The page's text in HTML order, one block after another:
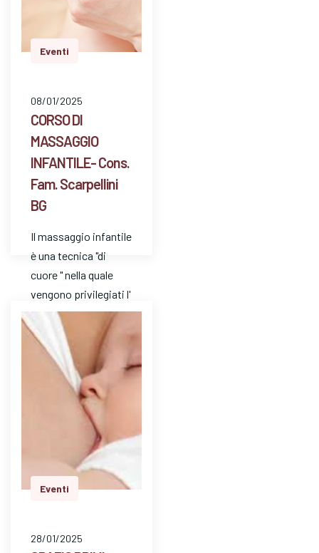
Eventi
08/01/2025
CORSO DI
MASSAGGIO
INFANTILE- Cons.
Fam. Scarpellini
BG
Il massaggio infantile
è una tecnica "di
cuore " nella quale
vengono privilegiati l'
ascolto e l'
attenzione. E' un
mezzo…
Eventi
28/01/2025